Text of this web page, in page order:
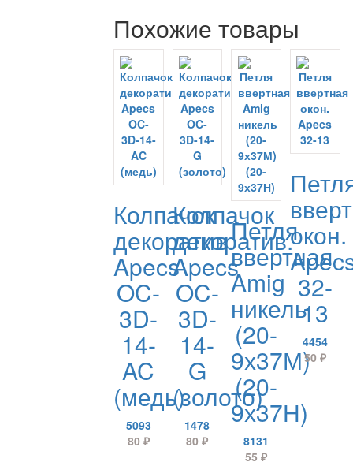
Похожие товары
Колпачок
декоратив.
Apecs
OC-
3D-
14-
AC
(медь)
5093
80 ₽
Колпачок
декоратив.
Apecs
OC-
3D-
14-
G
(золото)
1478
80₽
Петля
ввертная
Amig
никель
(20-
9х37М)
(20-
9х37Н)
8131
55₽
окон.
32-
13
4454
50 ₽